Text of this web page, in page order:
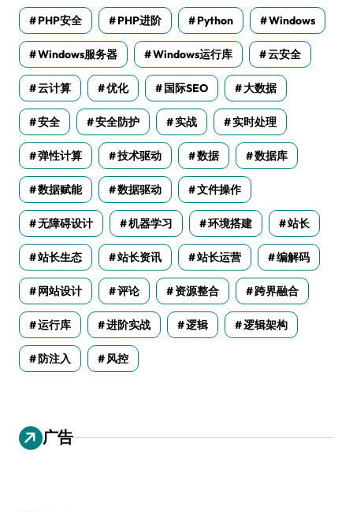
PHP安全 PHP进阶 Python Windows
Windows服务器 Windows运行库 云安全
云计算 优化 国际SEO 大数据
安全 安全防护 实战 实时处理
弹性计算 技术驱动 数据 数据库
数据赋能 数据驱动 文件操作
无障碍设计 机器学习 环境搭建 站长
站长生态 站长资讯 站长运营 编解码
网站设计 评论 资源整合 跨界融合
运行库 进阶实战 逻辑 逻辑架构
防注入 风控
广告